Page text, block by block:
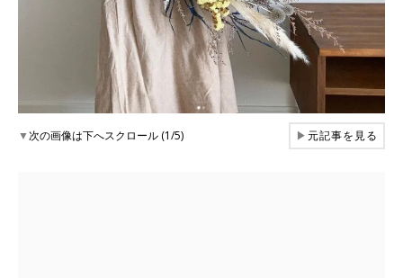
▼次の画像は下へスクロール (1/5) ▶元記事を見る